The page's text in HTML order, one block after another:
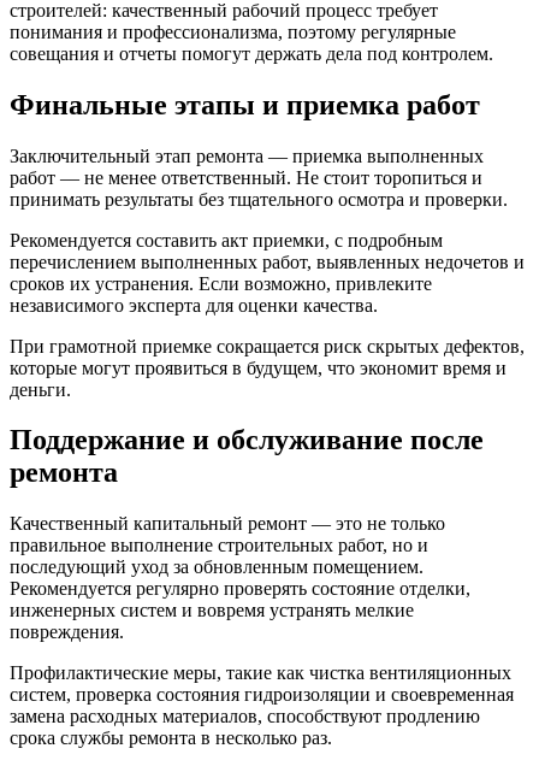
строителей: качественный рабочий процесс требует
понимания и профессионализма, поэтому регулярные
совещания и отчеты помогут держать дела под контролем.
Финальные этапы и приемка работ
Заключительный этап ремонта — приемка выполненных
работ — не менее ответственный. Не стоит торопиться и
принимать результаты без тщательного осмотра и проверки.
Рекомендуется составить акт приемки, с подробным
перечислением выполненных работ, выявленных недочетов и
сроков их устранения. Если возможно, привлеките
независимого эксперта для оценки качества.
При грамотной приемке сокращается риск скрытых дефектов,
которые могут проявиться в будущем, что экономит время и
деньги.
Поддержание и обслуживание после
ремонта
Качественный капитальный ремонт — это не только
правильное выполнение строительных работ, но и
последующий уход за обновленным помещением.
Рекомендуется регулярно проверять состояние отделки,
инженерных систем и вовремя устранять мелкие
повреждения.
Профилактические меры, такие как чистка вентиляционных
систем, проверка состояния гидроизоляции и своевременная
замена расходных материалов, способствуют продлению
срока службы ремонта в несколько раз.